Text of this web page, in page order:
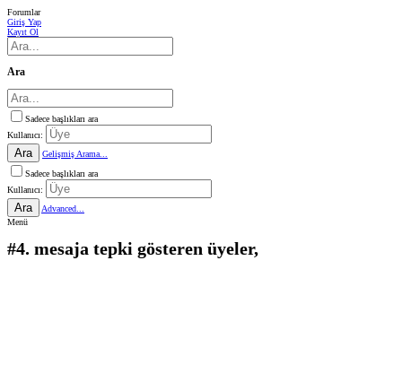
Forumlar
Giriş Yap
Kayıt Ol
Ara
Sadece başlıkları ara
Kullanıcı:
Ara
Gelişmiş Arama...
Sadece başlıkları ara
Kullanıcı:
Ara
Advanced...
Menü
#4. mesaja tepki gösteren üyeler,